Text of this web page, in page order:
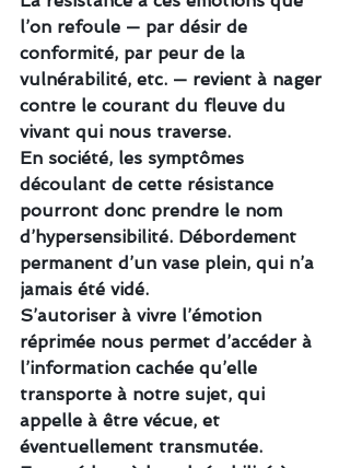
l’on refoule — par désir de
conformité, par peur de la
vulnérabilité, etc. — revient à nager
contre le courant du fleuve du
vivant qui nous traverse.
En société, les symptômes
découlant de cette résistance
pourront donc prendre le nom
d’hypersensibilité. Débordement
permanent d’un vase plein, qui n’a
jamais été vidé.
S’autoriser à vivre l’émotion
réprimée nous permet d’accéder à
l’information cachée qu’elle
transporte à notre sujet, qui
appelle à être vécue, et
éventuellement transmutée.